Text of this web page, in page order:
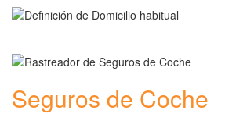
Seguros de Coche